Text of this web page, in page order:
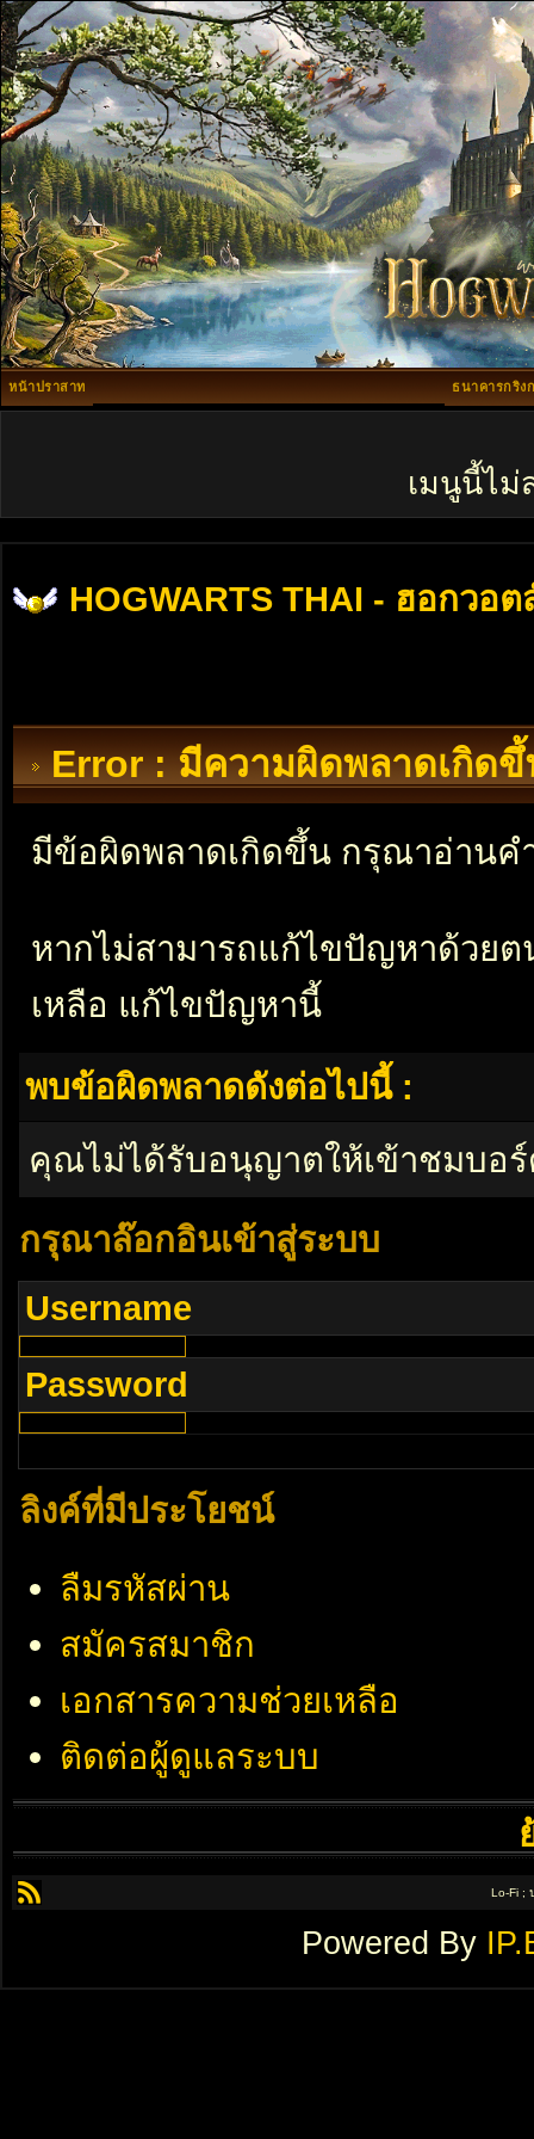
หน้าปราสาท ธนาคารกริง
เมนูนี้ไม่
HOGWARTS THAI - ฮอกวอต
Error : มีความผิดพลาดเกิดขึ้
มีข้อผิดพลาดเกิดขึ้น กรุณาอ่านค
หากไม่สามารถแก้ไขปัญหาด้วย
เหลือ แก้ไขปัญหานี้
พบข้อผิดพลาดดังต่อไปนี้ :
คุณไม่ได้รับอนุญาตให้เข้าชมบอ
กรุณาล๊อกอินเข้าสู่ระบบ
Username
Password
ลิงค์ที่มีประโยชน์
ลืมรหัสผ่าน
สมัครสมาชิก
เอกสารความช่วยเหลือ
ติดต่อผู้ดูแลระบบ
Lo-Fi ;
Powered By